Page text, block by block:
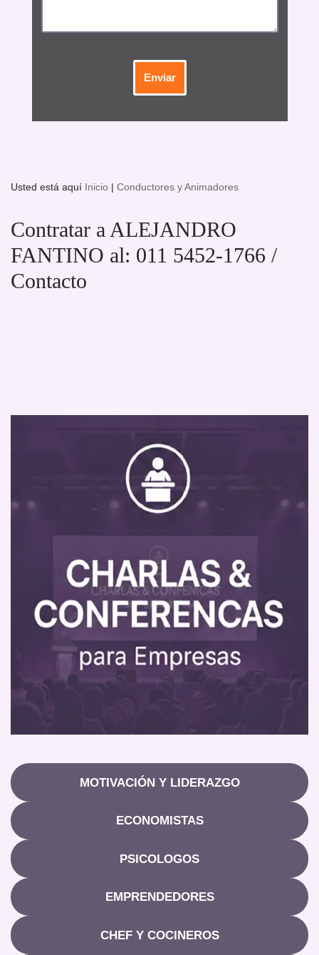
Usted está aquí Inicio | Conductores y Animadores
Contratar a ALEJANDRO
FANTINO al: 011 5452-1766 /
Contacto
MOTIVACIÓN Y LIDERAZGO
ECONOMISTAS
PSICOLOGOS
EMPRENDEDORES
CHEF Y COCINEROS